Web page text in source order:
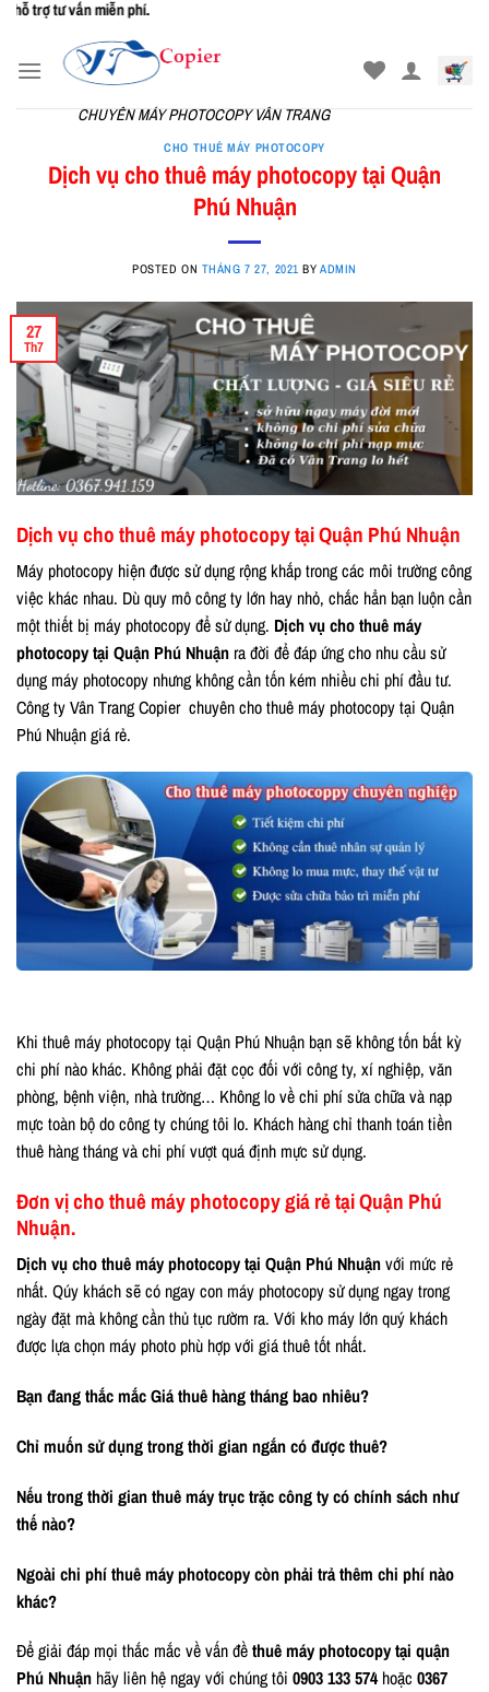
Skip
content
phí.
CHUYÊN MÁY PHOTOCOPY VÂN TRANG
CHO THUÊ MÁY PHOTOCOPY
Dịch vụ cho thuê máy photocopy tại Quận
Phú Nhuận
POSTED ON THÁNG 7 27, 2021 BY ADMIN
27
Th7
Dịch vụ cho thuê máy photocopy tại Quận Phú Nhuận
Máy photocopy hiện được sử dụng rộng khắp trong các môi trường công
việc khác nhau. Dù quy mô công ty lớn hay nhỏ, chắc hẳn bạn luộn cần
một thiết bị máy photocopy để sử dụng. Dịch vụ cho thuê máy
photocopy tại Quận Phú Nhuận ra đời để đáp ứng cho nhu cầu sử
dụng máy photocopy nhưng không cần tốn kém nhiều chi phí đầu tư.
Công ty Vân Trang Copier chuyên cho thuê máy photocopy tại Quận
Phú Nhuận giá rẻ.
Khi thuê máy photocopy tại Quận Phú Nhuận bạn sẽ không tốn bất kỳ
chi phí nào khác. Không phải đặt cọc đối với công ty, xí nghiệp, văn
phòng, bệnh viện, nhà trường… Không lo về chi phí sửa chữa và nạp
mực toàn bộ do công ty chúng tôi lo. Khách hàng chỉ thanh toán tiền
thuê hàng tháng và chi phí vượt quá định mực sử dụng.
Đơn vị cho thuê máy photocopy giá rẻ tại Quận Phú
Nhuận.
Dịch vụ cho thuê máy photocopy tại Quận Phú Nhuậnvới mức rẻ
nhất. Qúy khách sẽ có ngay con máy photocopy sử dụng ngay trong
ngày đặt mà không cần thủ tục rườm ra. Với kho máy lớn quý khách
được lựa chọn máy photo phù hợp với giá thuê tốt nhất.
Bạn đang thắc mắc Giá thuê hàng tháng bao nhiêu?
Chỉ muốn sử dụng trong thời gian ngắn có được thuê?
Nếu trong thời gian thuê máy trục trặc công ty có chính sách như
thế nào?
Ngoài chi phí thuê máy photocopy còn phải trả thêm chi phí nào
khác?
Để giải đáp mọi thắc mắc về vấn đềthuê máy photocopy tại quận
Phú Nhuận hãy liên hệ ngay với chúng tôi 0903 133 574hoặc 0367